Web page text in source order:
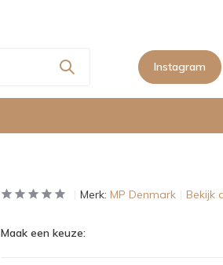
Instagram
Merk: MP Denmark Bekijk
Maak een keuze: